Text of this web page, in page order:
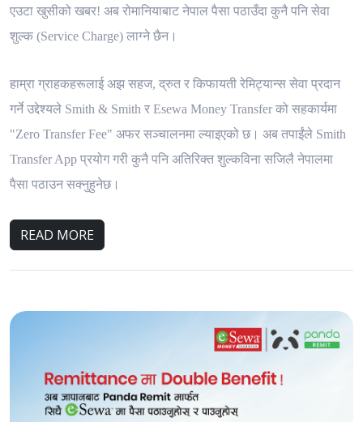
एउटा खुसीको खबर! अब रोमानियाबाट नेपाल पैसा पठाउँदा कुनै पनि सेवा
शुल्क (Service Charge) लाग्ने छैन।
हाम्रा ग्राहकहरूलाई अझ सहज, द्रुत र किफायती रेमिट्यान्स सेवा प्रदान
गर्ने उद्देश्यले Smith & Smith र Esewa Money Transfer को सहकार्यमा
"Zero Transfer Fee" अफर सञ्चालनमा ल्याइएको छ। अब तपाईंले Smith
Transfer App प्रयोग गरी कुनै पनि अतिरिक्त शुल्कविना सजिलै नेपालमा
पैसा पठाउन सक्नुहुनेछ।
READ MORE